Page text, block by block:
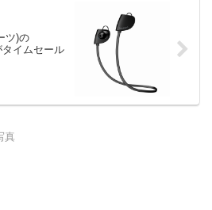
ツ)の
イムセール
真